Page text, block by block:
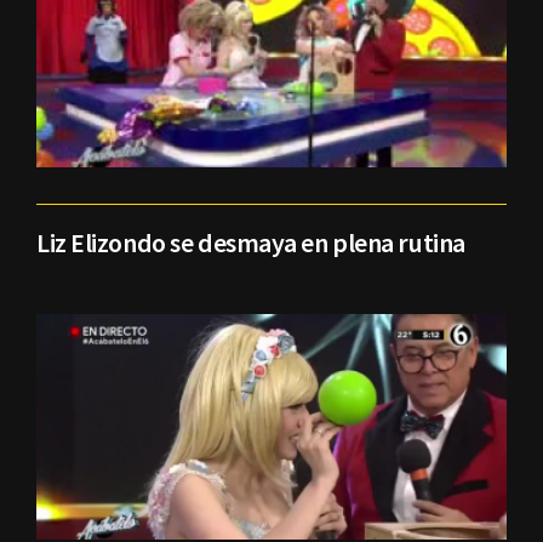
Liz Elizondo se desmaya en plena rutina